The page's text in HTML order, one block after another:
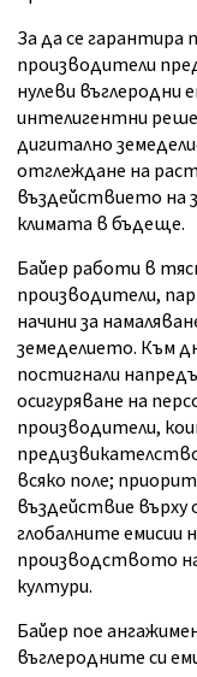
За да се
производители
нулеви въглеродни
интелигентни
дигитално
отглеждане на
въздействието на
климата в бъдеще.
Байер работи в
производители,
начини за
земеделието. Към
постигнали
осигуряване на
производители,
всяко поле;
въздействие върху
глобалните емисии
производството
култури.
Байер пое
въглеродните си